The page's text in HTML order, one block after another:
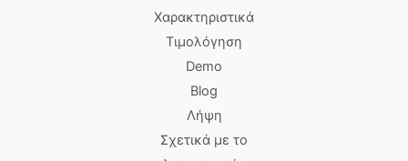
Χαρακτηριστικά
Τιμολόγηση
Demo
Blog
Λήψη
Σχετικά με το